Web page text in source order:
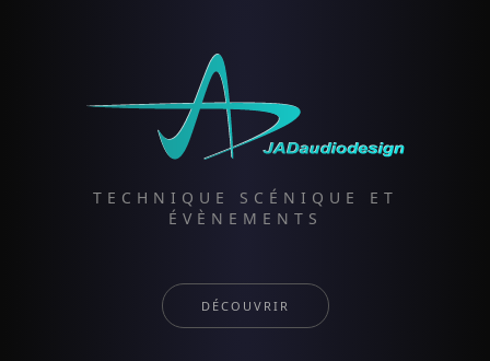
TECHNIQUE SCÉNIQUE ET
ÉVÈNEMENTS
DÉCOUVRIR